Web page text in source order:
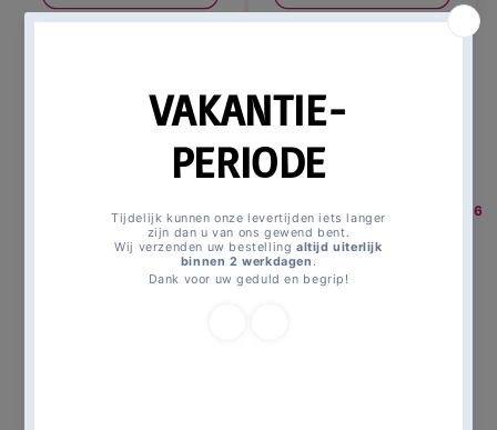
>
traktatiezakjes party 15,8 x 23,6
cm. 8 st.